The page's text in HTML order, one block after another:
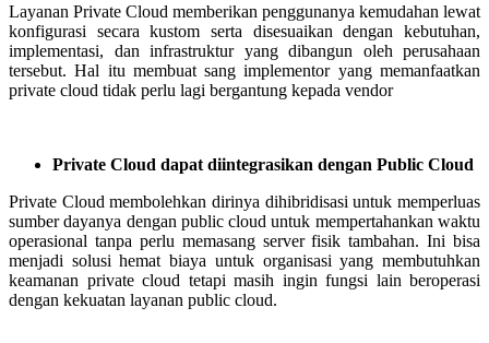
Layanan Private Cloud memberikan penggunanya kemudahan lewat
konfigurasi secara kustom serta disesuaikan dengan kebutuhan,
implementasi, dan infrastruktur yang dibangun oleh perusahaan
tersebut. Hal itu membuat sang implementor yang memanfaatkan
private cloud tidak perlu lagi bergantung kepada vendor
Private Cloud dapat diintegrasikan dengan Public Cloud
Private Cloud membolehkan dirinya dihibridisasi untuk memperluas
sumber dayanya dengan public cloud untuk mempertahankan waktu
operasional tanpa perlu memasang server fisik tambahan. Ini bisa
menjadi solusi hemat biaya untuk organisasi yang membutuhkan
keamanan private cloud tetapi masih ingin fungsi lain beroperasi
dengan kekuatan layanan public cloud.